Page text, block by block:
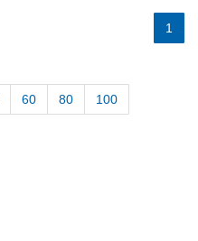
1
60 80 100